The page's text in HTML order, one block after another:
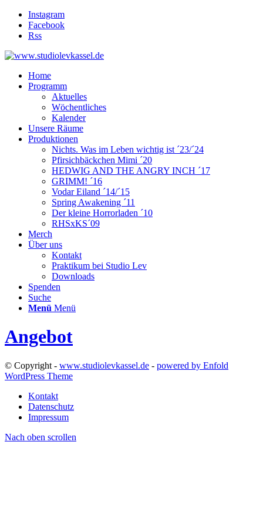
Instagram
Facebook
Rss
Home
Programm
Aktuelles
Wöchentliches
Kalender
Unsere Räume
Produktionen
Nichts. Was im Leben wichtig ist ´23/´24
Pfirsichbäckchen Mimi ´20
HEDWIG AND THE ANGRY INCH ´17
GRIMM! ´16
Vodar Eiland ´14/´15
Spring Awakening ´11
Der kleine Horrorladen ´10
RHSxKS´09
Merch
Über uns
Kontakt
Praktikum bei Studio Lev
Downloads
Spenden
Suche
Menü Menü
Angebot
© Copyright - www.studiolevkassel.de - powered by Enfold
WordPress Theme
Kontakt
Datenschutz
Impressum
Nach oben scrollen